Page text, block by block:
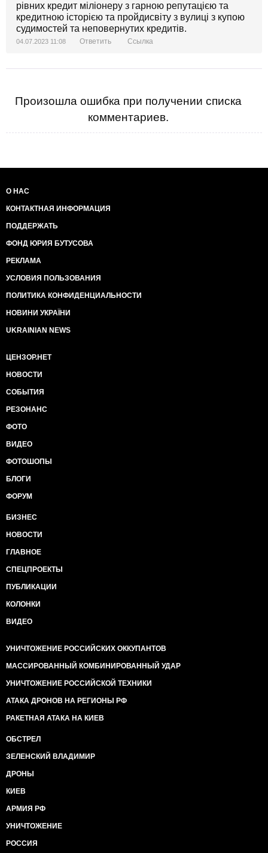
рівних кредит міліонеру з гарною репутацією та
кредитною історією та пройдисвіту з вулиці з купою
судимостей та неповернутих кредитів.
04.07.2023 11:08 Ответить Ссылка
Произошла ошибка при получении списка
комментариев.
О НАС
КОНТАКТНАЯ ИНФОРМАЦИЯ
ПОДДЕРЖАТЬ
ФОНД ЮРИЯ БУТУСОВА
РЕКЛАМА
УСЛОВИЯ ПОЛЬЗОВАНИЯ
ПОЛИТИКА КОНФИДЕНЦИАЛЬНОСТИ
НОВИНИ УКРАЇНИ
UKRAINIAN NEWS
ЦЕНЗОР.НЕТ
НОВОСТИ
СОБЫТИЯ
РЕЗОНАНС
ФОТО
ВИДЕО
ФОТОШОПЫ
БЛОГИ
ФОРУМ
БИЗНЕС
НОВОСТИ
ГЛАВНОЕ
СПЕЦПРОЕКТЫ
ПУБЛИКАЦИИ
КОЛОНКИ
ВИДЕО
УНИЧТОЖЕНИЕ РОССИЙСКИХ ОККУПАНТОВ
МАССИРОВАННЫЙ КОМБИНИРОВАННЫЙ УДАР
УНИЧТОЖЕНИЕ РОССИЙСКОЙ ТЕХНИКИ
АТАКА ДРОНОВ НА РЕГИОНЫ РФ
РАКЕТНАЯ АТАКА НА КИЕВ
ОБСТРЕЛ
ЗЕЛЕНСКИЙ ВЛАДИМИР
ДРОНЫ
КИЕВ
АРМИЯ РФ
УНИЧТОЖЕНИЕ
РОССИЯ